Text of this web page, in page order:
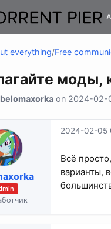
everything/Free
моды,
belomaxorka on 2024-02-
2024-02-05
Всё
варианты,